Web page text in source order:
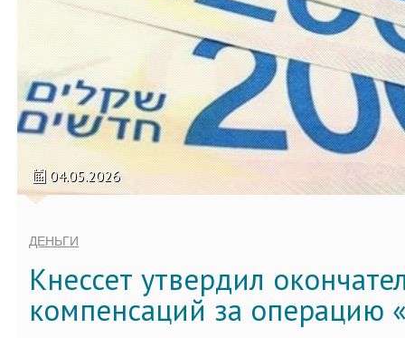
04.05.2026
ДЕНЬГИ
Кнессет утвердил
компенсаций за операцию